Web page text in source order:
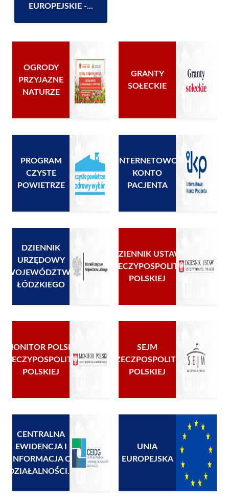
EUROPEJSKIE -...
OGRODY
PRZYJAZNE
NATURZE
GRANTY
SOŁECKIE
PROGRAM
CZYSTE
POWIETRZE
INTERNETOWO
KONTO
PACJENTA
DZIENNIK
URZĘDOWY
WOJEWÓDZTWA
ŁÓDZKIEGO
DZIENNIK USTAW
RZECZYPOSPOLITEJ
POLSKIEJ
MONITOR POLSKI
RZECZYPOSPOLITEJ
POLSKIEJ
SEJM
RZECZPOSPOLITEJ
POLSKIEJ
CENTRALNA
EWIDENCJA I
INFORMACJA O
DZIAŁALNOŚCI...
UNIA
EUROPEJSKA